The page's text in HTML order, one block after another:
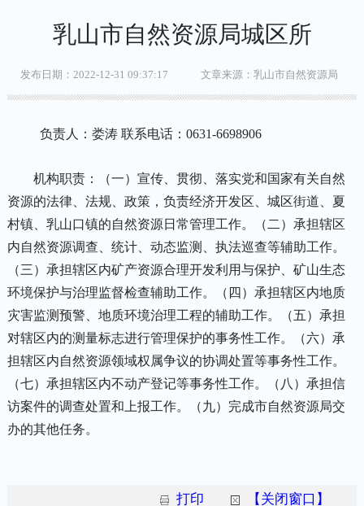
乳山市自然资源局城区所
发布日期：2022-12-31 09:37:17 文章来源：乳山市自然资源局
负责人：娄涛 联系电话：0631-6698906
机构职责：（一）宣传、贯彻、落实党和国家有关自然
资源的法律、法规、政策，负责经济开发区、城区街道、夏
村镇、乳山口镇的自然资源日常管理工作。（二）承担辖区
内自然资源调查、统计、动态监测、执法巡查等辅助工作。
（三）承担辖区内矿产资源合理开发利用与保护、矿山生态
环境保护与治理监督检查辅助工作。（四）承担辖区内地质
灾害监测预警、地质环境治理工程的辅助工作。（五）承担
对辖区内的测量标志进行管理保护的事务性工作。（六）承
担辖区内自然资源领域权属争议的协调处置等事务性工作。
（七）承担辖区内不动产登记等事务性工作。（八）承担信
访案件的调查处置和上报工作。（九）完成市自然资源局交
办的其他任务。
打印 【关闭窗口】